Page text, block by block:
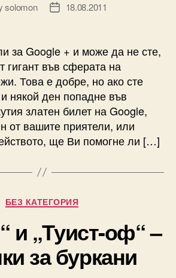
solomon
Post18.08.2011
за Google + и може да не сте,
гигант във сферата на
Това е добре, но ако сте
някой ден попадне във
златен билет на Google,
от вашите приятели, или
ще Ви помогне ли […]
Categories
БЕЗ КАТЕГОРИЯ
и „Туист-оф“ –
за буркани